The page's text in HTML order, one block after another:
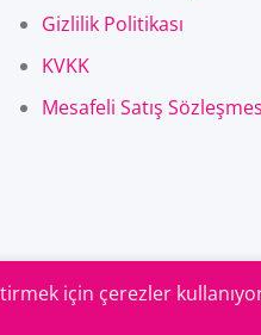
Gizlilik Politikası
KVKK
Mesafeli Satış
için çerezler